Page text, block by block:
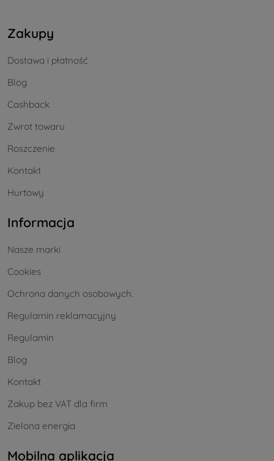
Zakupy
Dostawa i płatność
Blog
Cashback
Zwrot towaru
Roszczenie
Kontakt
Hurtowy
Informacja
Nasze marki
Cookies
Ochrona danych osobowych.
Regulamin reklamacyjny
Regulamin
Blog
Kontakt
Zakup bez VAT dla firm
Zielona energia
Mobilna aplikacja